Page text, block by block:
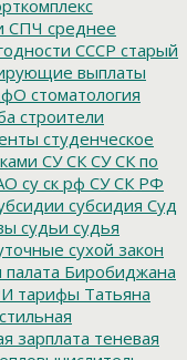
СПЧ среднее
СССР старый
выплаты
стоматология
строители
студенческое
СУ СК СУ СК по
су ск рф СУ СК РФ
субсидия Суд
судьи судья
сухой закон
палата Биробиджана
тарифы Татьяна
зарплата теневая